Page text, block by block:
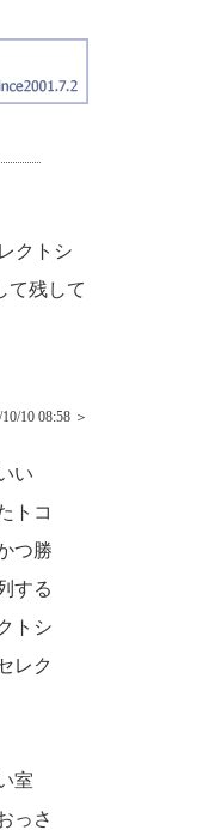
クトシ
て残して
10 08:58 ＞
い
トコ
つ勝
する
トシ
レク
室
っさ